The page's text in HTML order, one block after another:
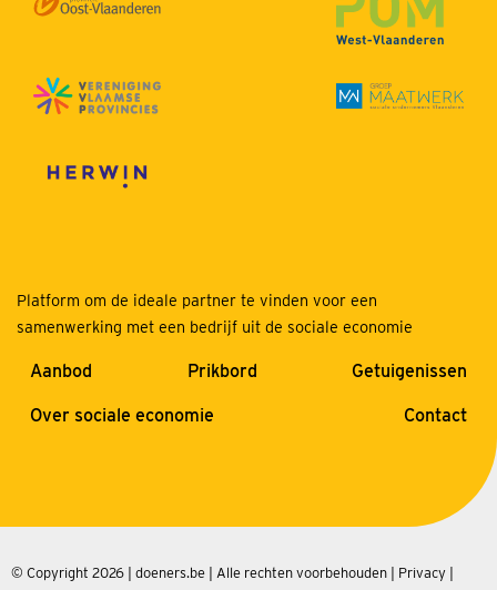
Platform om de ideale partner te vinden voor een
samenwerking met een bedrijf uit de sociale economie
Aanbod Prikbord Getuigenissen
Over sociale economie Contact
© Copyright 2026 | doeners.be | Alle rechten voorbehouden | Privacy